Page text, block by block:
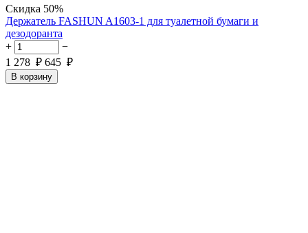
Скидка 50%
Держатель FASHUN A1603-1 для туалетной бумаги и
дезодоранта
+
−
1 278 ₽ 645 ₽
В корзину